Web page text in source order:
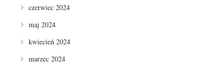
czerwiec 2024
maj 2024
kwiecień 2024
marzec 2024